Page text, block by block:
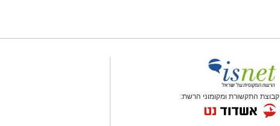
קבוצת התקשורת ומקומוני הרשת: